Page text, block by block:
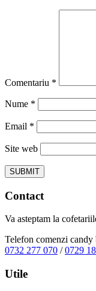
Comentariu *
Nume *
Email *
Site web
Contact
Va asteptam la
Telefon comenzi
0732 277 070 /0729
Utile